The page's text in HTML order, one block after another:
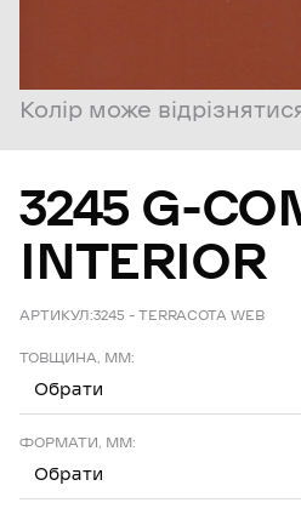
Колір може
3245 G-
INTERIOR
АРТИКУЛ:3245 – TERRACOTA WEB
ТОВЩИНА, ММ:
Обрати
ФОРМАТИ, ММ:
Обрати